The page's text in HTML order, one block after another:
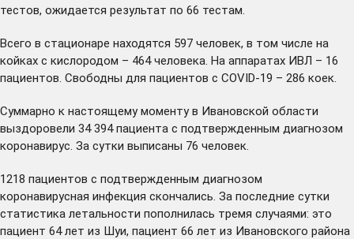
тестов, ожидается результат по 66 тестам.
Всего в стационаре находятся 597 человек, в том числе на
койках с кислородом – 464 человека. На аппаратах ИВЛ – 16
пациентов. Свободны для пациентов с COVID-19 – 286 коек.
Суммарно к настоящему моменту в Ивановской области
выздоровели 34 394 пациента с подтвержденным диагнозом
коронавирус. За сутки выписаны 76 человек.
1218 пациентов с подтвержденным диагнозом
коронавирусная инфекция скончались. За последние сутки
статистика летальности пополнилась тремя случаями: это
пациент 64 лет из Шуи, пациент 66 лет из Ивановского района